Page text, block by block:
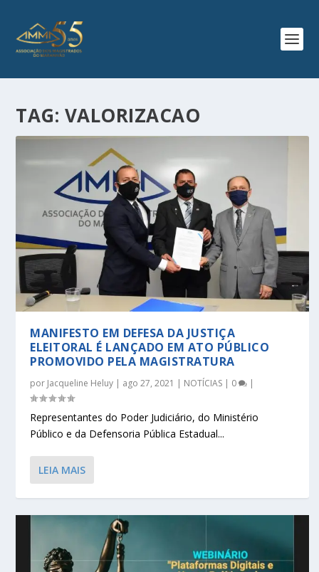
TAG: VALORIZACAO
MANIFESTO EM DEFESA DA JUSTIÇA
ELEITORAL É LANÇADO EM ATO PÚBLICO
PROMOVIDO PELA MAGISTRATURA
por Jacqueline Heluy | ago 27, 2021 | NOTÍCIAS | 0 |
Representantes do Poder Judiciário, do Ministério
Público e da Defensoria Pública Estadual...
LEIA MAIS